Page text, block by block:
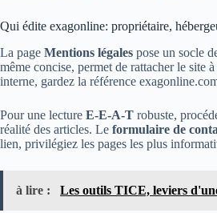
Qui édite exagonline: propriétaire,
La page Mentions légales pose un socle
même concise, permet de rattacher le site
interne, gardez la référence
Pour une lecture E-E-A-T robuste,
réalité des articles. Le formulaire de
lien, privilégiez les pages les plus
à lire : Les outils TICE, leviers